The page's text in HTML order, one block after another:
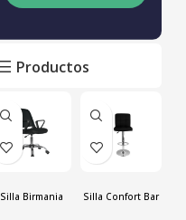
Productos
Silla Birmania Silla Confort Bar